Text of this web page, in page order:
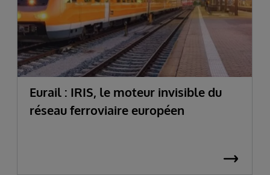
Eurail : IRIS, le moteur invisible du
réseau ferroviaire européen